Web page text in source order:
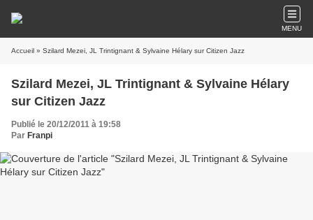
MENU
Accueil » Szilard Mezei, JL Trintignant & Sylvaine Hélary sur Citizen Jazz
Szilard Mezei, JL Trintignant & Sylvaine Hélary
sur Citizen Jazz
Publié le 20/12/2011 à 19:58
Par Franpi